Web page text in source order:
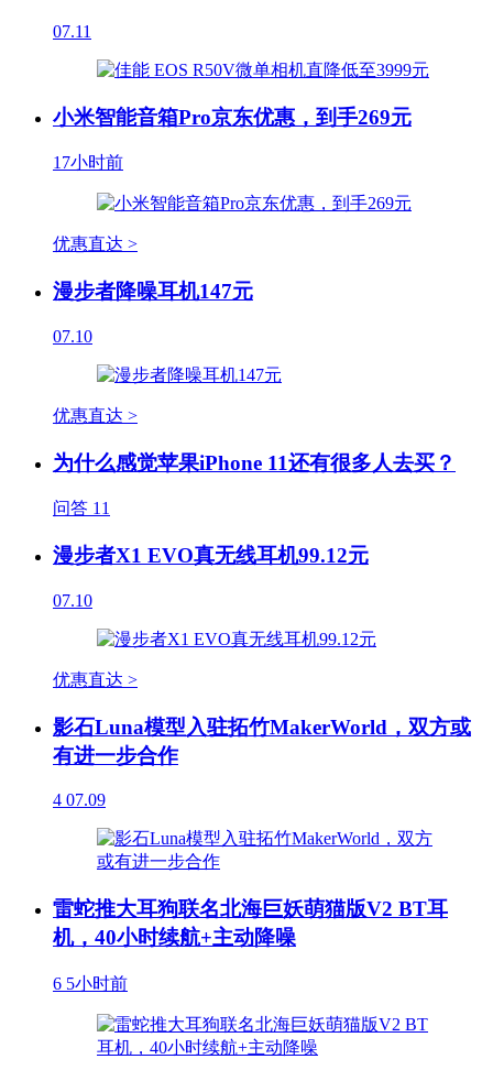
07.11
小米智能音箱Pro京东优惠，到手269元
17小时前
优惠直达 >
漫步者降噪耳机147元
07.10
优惠直达 >
为什么感觉苹果iPhone 11还有很多人去买？
问答 11
漫步者X1 EVO真无线耳机99.12元
07.10
优惠直达 >
影石Luna模型入驻拓竹MakerWorld，双方或
有进一步合作
4 07.09
雷蛇推大耳狗联名北海巨妖萌猫版V2 BT耳
机，40小时续航+主动降噪
6 5小时前